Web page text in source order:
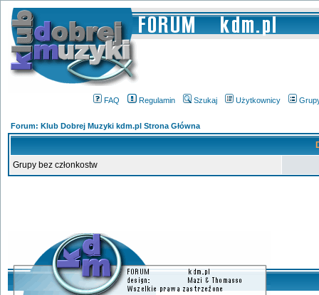
FAQ Regulamin Szukaj Użytkownicy
Forum: Klub Dobrej Muzyki kdm.pl Strona Główna
Grupy bez członkostw